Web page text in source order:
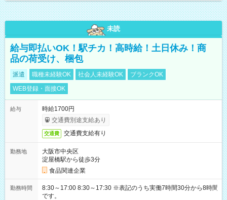
未読
給与即払いOK！駅チカ！高時給！土日休み！商
品の荷受け、梱包
派遣 職種未経験OK 社会人未経験OK
ブランクOK
WEB登録・面接OK
給与
時給1700円
交通費別途支給あり
交通費 交通費支給有り
勤務地
大阪市中央区
淀屋橋駅から徒歩3分
食品関連企業
勤務時間
8:30～17:00 8:30～17:30 ※表記のうち実働7時間30分から8時間
です。